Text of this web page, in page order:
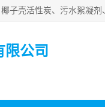
限公司